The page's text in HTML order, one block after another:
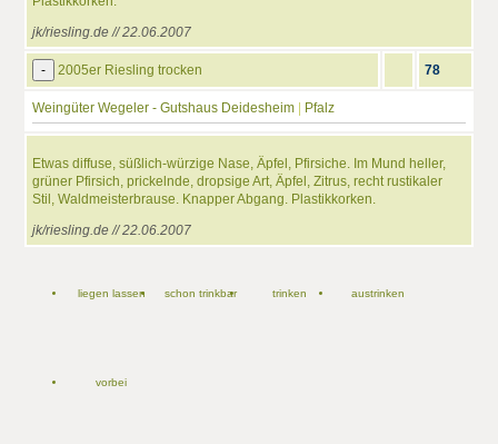
jk/riesling.de // 22.06.2007
- 2005er Riesling trocken 78
Weingüter Wegeler - Gutshaus Deidesheim Pfalz
Etwas diffuse, süßlich-würzige Nase, Äpfel, Pfirsiche. Im Mund heller,
grüner Pfirsich, prickelnde, dropsige Art, Äpfel, Zitrus, recht rustikaler
Stil, Waldmeisterbrause. Knapper Abgang. Plastikkorken.
jk/riesling.de // 22.06.2007
liegen lassen schon trinkbar trinken austrinken
vorbei